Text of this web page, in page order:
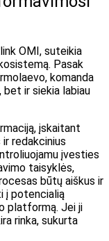
OMI, suteikia
Pasak
komanda
bet ir siekia labiau
įskaitant
redakcinius
įvesties
taisyklės,
būtų aiškus ir
į potencialią
platformą. Jei ji
rinka, sukurta